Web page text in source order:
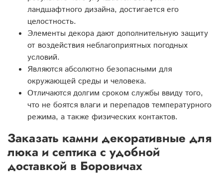
ландшафтного дизайна, достигается его
целостность.
Элементы декора дают дополнительную защиту
от воздействия неблагоприятных погодных
условий.
Являются абсолютно безопасными для
окружающей среды и человека.
Отличаются долгим сроком службы ввиду того,
что не боятся влаги и перепадов температурного
режима, а также физических контактов.
Заказать камни декоративные для
люка и септика с удобной
доставкой в Боровичах